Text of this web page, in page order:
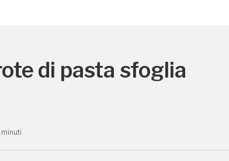
di pasta sfoglia